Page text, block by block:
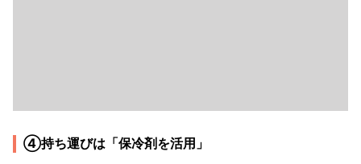
④持ち運びは「保冷剤を活用」